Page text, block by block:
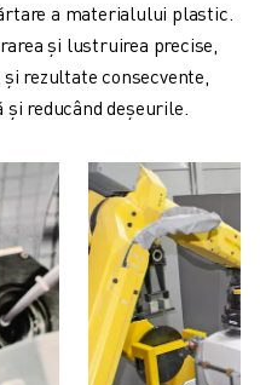
a materialului plastic.
și lustruirea precise,
rezultate consecvente,
reducând deșeurile.